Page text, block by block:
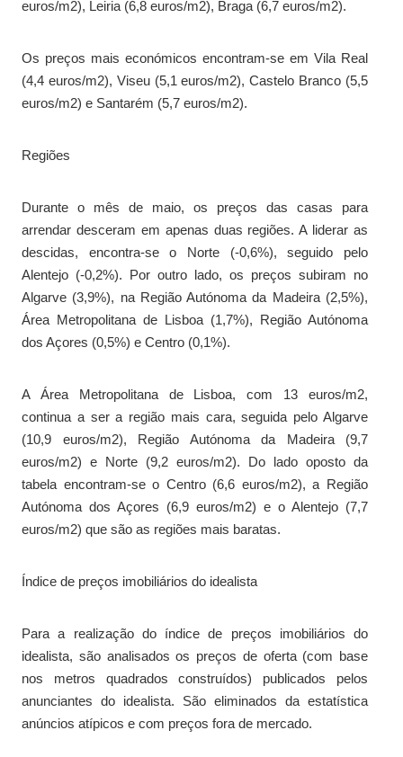
euros/m2), Leiria (6,8 euros/m2), Braga (6,7 euros/m2).
Os preços mais económicos encontram-se em Vila Real
(4,4 euros/m2), Viseu (5,1 euros/m2), Castelo Branco (5,5
euros/m2) e Santarém (5,7 euros/m2).
Regiões
Durante o mês de maio, os preços das casas para
arrendar desceram em apenas duas regiões. A liderar as
descidas, encontra-se o Norte (-0,6%), seguido pelo
Alentejo (-0,2%). Por outro lado, os preços subiram no
Algarve (3,9%), na Região Autónoma da Madeira (2,5%),
Área Metropolitana de Lisboa (1,7%), Região Autónoma
dos Açores (0,5%) e Centro (0,1%).
A Área Metropolitana de Lisboa, com 13 euros/m2,
continua a ser a região mais cara, seguida pelo Algarve
(10,9 euros/m2), Região Autónoma da Madeira (9,7
euros/m2) e Norte (9,2 euros/m2). Do lado oposto da
tabela encontram-se o Centro (6,6 euros/m2), a Região
Autónoma dos Açores (6,9 euros/m2) e o Alentejo (7,7
euros/m2) que são as regiões mais baratas.
Índice de preços imobiliários do idealista
Para a realização do índice de preços imobiliários do
idealista, são analisados ​​os preços de oferta (com base
nos metros quadrados construídos) publicados pelos
anunciantes do idealista. São eliminados da estatística
anúncios atípicos e com preços fora de mercado.